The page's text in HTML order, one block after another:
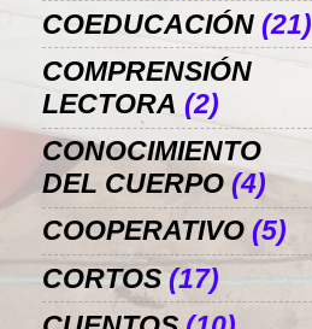
COEDUCACIÓN (21)
COMPRENSIÓN
LECTORA (2)
CONOCIMIENTO
DEL CUERPO (4)
COOPERATIVO (5)
CORTOS (17)